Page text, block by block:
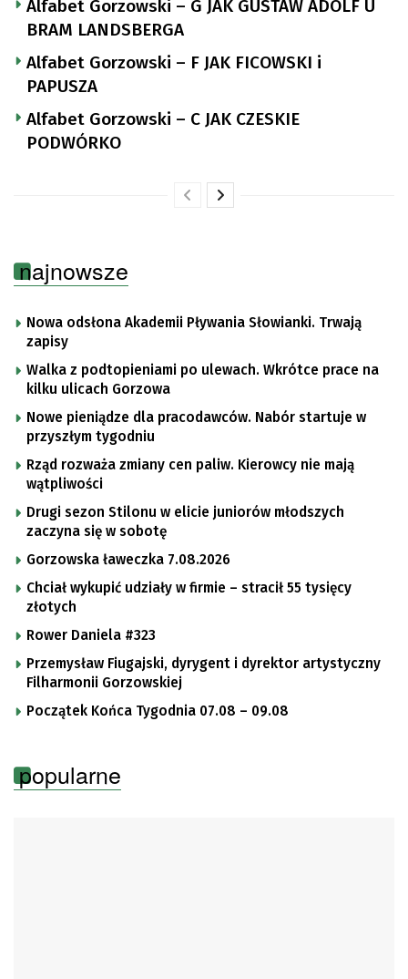
Alfabet Gorzowski – G JAK GUSTAW ADOLF U
BRAM LANDSBERGA
Alfabet Gorzowski – F JAK FICOWSKI i
PAPUSZA
Alfabet Gorzowski – C JAK CZESKIE
PODWÓRKO
najnowsze
Nowa odsłona Akademii Pływania Słowianki. Trwają
zapisy
Walka z podtopieniami po ulewach. Wkrótce prace na
kilku ulicach Gorzowa
Nowe pieniądze dla pracodawców. Nabór startuje w
przyszłym tygodniu
Rząd rozważa zmiany cen paliw. Kierowcy nie mają
wątpliwości
Drugi sezon Stilonu w elicie juniorów młodszych
zaczyna się w sobotę
Gorzowska ławeczka 7.08.2026
Chciał wykupić udziały w firmie – stracił 55 tysięcy
złotych
Rower Daniela #323
Przemysław Fiugajski, dyrygent i dyrektor artystyczny
Filharmonii Gorzowskiej
Początek Końca Tygodnia 07.08 – 09.08
popularne